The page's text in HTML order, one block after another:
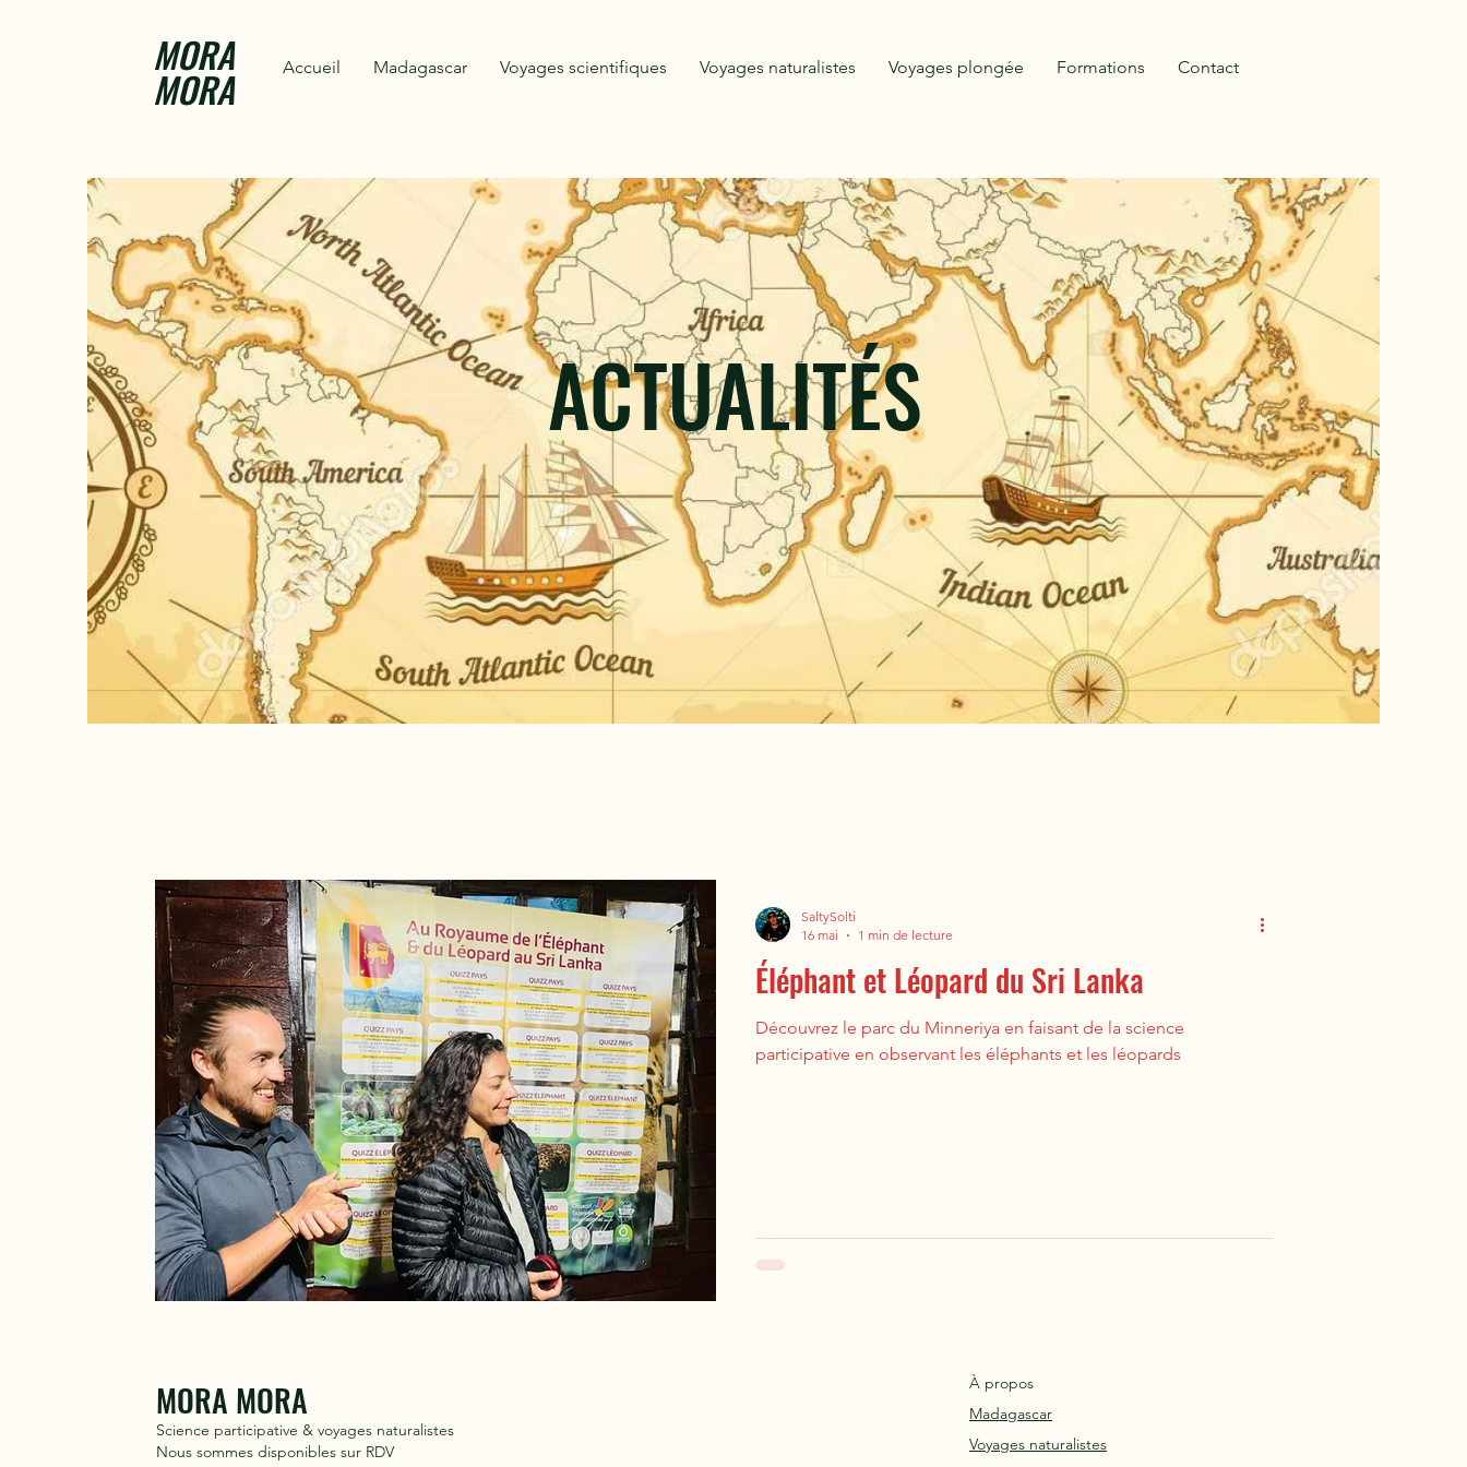
MORA
MORA Accueil Madagascar Voyages scientifiques Voyages naturalistes Voyages plongée Formations Contact
ACTUALITÉS
Éléphant et Léopard du Sri Lanka
Découvrez le parc du Minneriya en faisant de la science
participative en observant les éléphants et les léopards
SaltySolti
16 mai
1 min de lecture
MORA MORA
Science participative & voyages naturalistes
Nous sommes disponibles sur RDV
À propos
Madagascar
Voyages naturalistes